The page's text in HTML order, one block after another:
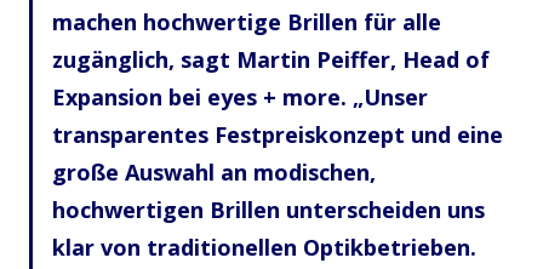
machen hochwertige Brillen für alle
zugänglich, sagt Martin Peiffer, Head of
Expansion bei eyes + more. „Unser
transparentes Festpreiskonzept und eine
große Auswahl an modischen,
hochwertigen Brillen unterscheiden uns
klar von traditionellen Optikbetrieben.